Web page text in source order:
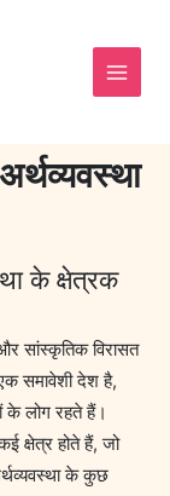
के क्षेत्रक
सांस्कृतिक विरासत
समावेशी देश है,
के लोग रहते हैं।
क्षेत्र होते हैं, जो
के कुछ